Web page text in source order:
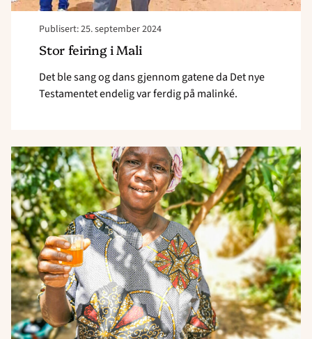
Publisert: 25. september 2024
Stor feiring i Mali
Det ble sang og dans gjennom gatene da Det nye
Testamentet endelig var ferdig på malinké.
Read
article
"Hva
skjer
i
menighetene
i
Mali?"